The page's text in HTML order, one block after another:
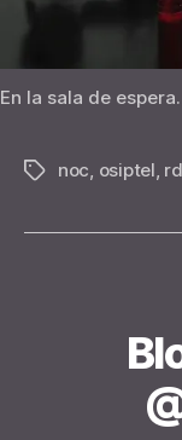
En la sala de espera.
Tagsnoc, osiptel,